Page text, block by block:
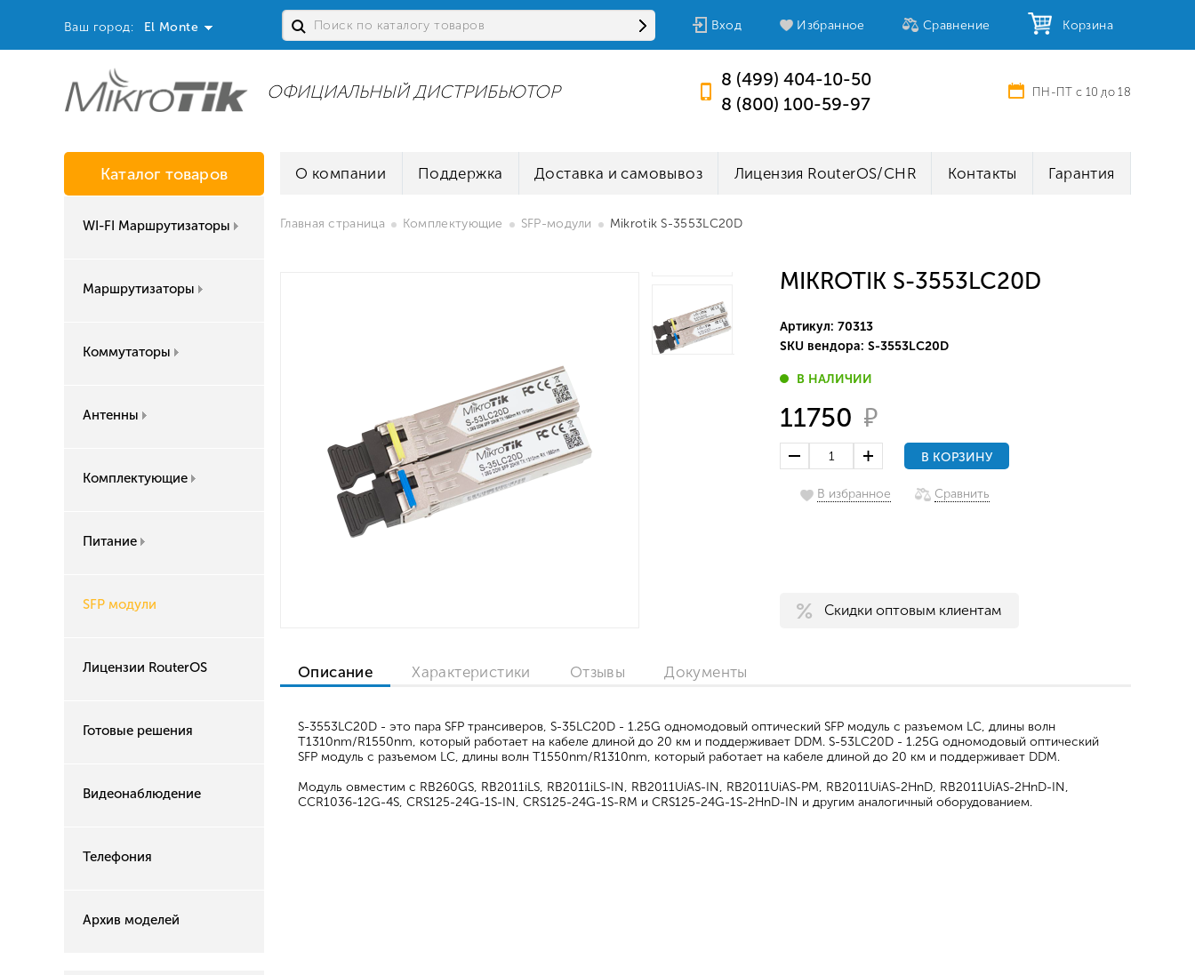
Ваш город: El Monte Вход Избранное Сравнение Корзина
ОФИЦИАЛЬНЫЙ ДИСТРИБЬЮТОР
8 (499) 404-10-50
8 (800) 100-59-97
ПН-ПТ с 10 до 18
Каталог товаров
WI-FI Маршрутизаторы
Маршрутизаторы
Коммутаторы
Антенны
Комплектующие
Питание
SFP модули
Лицензии RouterOS
Готовые решения
Видеонаблюдение
Телефония
Архив моделей
О компании Поддержка Доставка и самовывоз Лицензия RouterOS/CHR Контакты Гарантия
Главная страница Комплектующие SFP-модули Mikrotik S-3553LC20D
MIKROTIK S-3553LC20D
Артикул: 70313
SKU вендора: S-3553LC20D
В НАЛИЧИИ
11750 ₽
В КОРЗИНУ
В избранное Сравнить
Скидки оптовым клиентам
Описание Характеристики Отзывы Документы
S-3553LC20D - это пара SFP трансиверов, S-35LC20D - 1.25G одномодовый оптический SFP модуль с разъемом LC, длины волн
T1310nm/R1550nm, который работает на кабеле длиной до 20 км и поддерживает DDM. S-53LC20D - 1.25G одномодовый оптический
SFP модуль с разъемом LC, длины волн T1550nm/R1310nm, который работает на кабеле длиной до 20 км и поддерживает DDM.
Модуль овместим с RB260GS, RB2011iLS, RB2011iLS-IN, RB2011UiAS-IN, RB2011UiAS-РМ, RB2011UiAS-2HnD, RB2011UiAS-2HnD-IN,
CCR1036-12G-4S, CRS125-24G-1S-IN, CRS125-24G-1S-RM и CRS125-24G-1S-2HnD-IN и другим аналогичный оборудованием.